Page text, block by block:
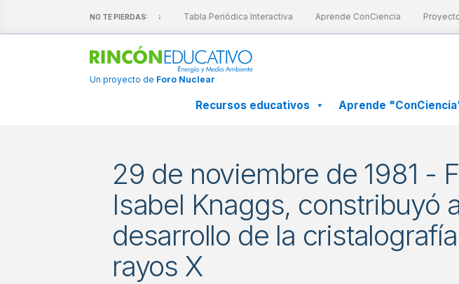
NO TE PIERDAS:
nuestras láminas interactivas Tabla Periódica Interactiva Aprende ConCiencia
Un proyecto de Foro Nuclear
Recursos educativos Aprende
29 de noviembre de 1981 -
Isabel Knaggs, constribuyó
desarrollo de la
rayos X